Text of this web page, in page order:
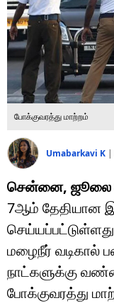
போட்டோ கேலரி
போக்குவரத்து மாற்றம்
Umabarkavi K |
சென்னை, ஜூலை
7ஆம் தேதியான
மழைநீர் வடிகால்
நாட்களுக்கு
போக்குவரத்து